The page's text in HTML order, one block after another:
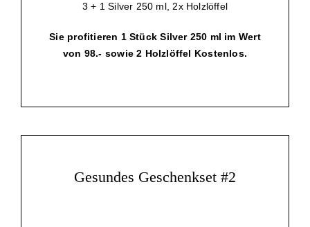
3 + 1 Silver 250 ml, 2x Holzlöffel
Sie profitieren 1 Stück Silver 250 ml im Wert
von 98.- sowie 2 Holzlöffel Kostenlos.
Gesundes Geschenkset #2